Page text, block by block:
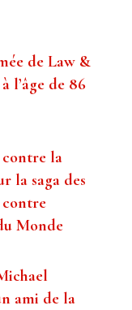
de Law &
l’âge de 86
contre la
la saga des
contre
Monde
ami de la